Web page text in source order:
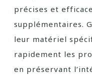
précises et
supplémentaires.
leur matériel
rapidement les
en préservant